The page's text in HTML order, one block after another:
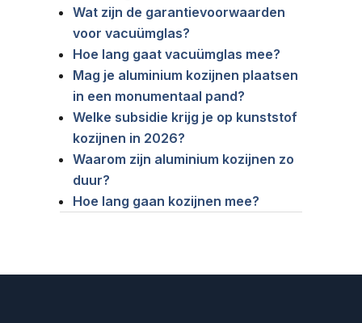
Wat zijn de garantievoorwaarden
voor vacuümglas?
Hoe lang gaat vacuümglas mee?
Mag je aluminium kozijnen plaatsen
in een monumentaal pand?
Welke subsidie krijg je op kunststof
kozijnen in 2026?
Waarom zijn aluminium kozijnen zo
duur?
Hoe lang gaan kozijnen mee?